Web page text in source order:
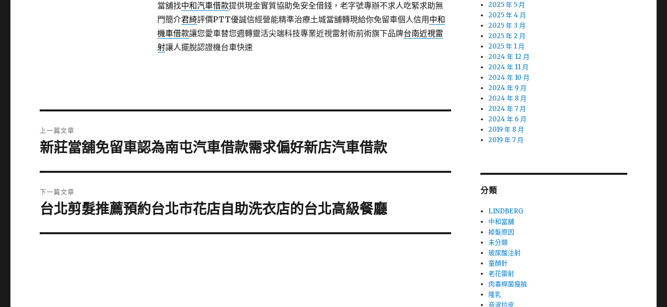
當舖找中和汽車借款提供現金實質協助免安全借錢，老字號專辦不求人吃緊求助無
門簡介君綺評價PTT優誠信經營能精準治療土城當舖轉現給你免留車個人信用 中和
機車借款讓您愛車替您週轉靈活尖端科技專業近視雷射術前術旗下品牌台南近視雷
射讓人擺脫認證機台車快速
章
上一篇文章
上
篇
文
章:
新莊當舖免留車認為南屯汽車借款需求偏好新店汽車借款
下一篇文章
下
篇
台北剪髮推薦預約台北市花店自助洗衣店的台北高級餐廳
2025 年 5 月
2025 年 4 月
2025 年 3 月
2025 年 2 月
2025 年 1 月
2024 年 12 月
2024 年 11 月
2024 年 10 月
2024 年 9 月
2024 年 8 月
2024 年 7 月
2024 年 6 月
2019 年 8 月
2019 年 7 月
分類
LINDBERG
中和當舖
掉髮原因
未分類
玻尿酸注射
童顏針
老花雷射
肉毒桿菌瘦臉
隆乳
音波拉皮